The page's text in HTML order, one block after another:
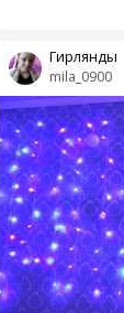
mila_0900
Гирлянды